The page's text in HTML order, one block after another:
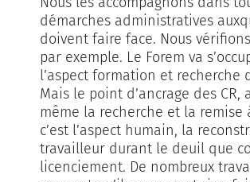
démarches administratives
doivent faire face. Nous vérifions
par exemple. Le Forem va
l’aspect formation et recherche
Mais le point d’ancrage des CR,
même la recherche et la remise
c’est l’aspect humain, la
travailleur durant le deuil que
licenciement. De nombreux